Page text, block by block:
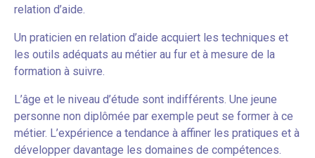
relation d’aide.
Un praticien en relation d’aide acquiert les techniques et
les outils adéquats au métier au fur et à mesure de la
formation à suivre.
L’âge et le niveau d’étude sont indifférents. Une jeune
personne non diplômée par exemple peut se former à ce
métier. L’expérience a tendance à affiner les pratiques et à
développer davantage les domaines de compétences.